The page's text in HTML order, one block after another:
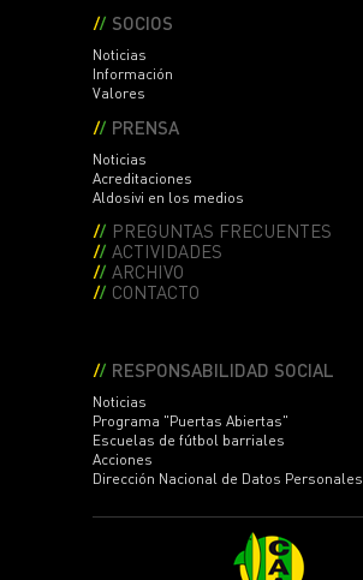
SOCIOS
Noticias
Información
Valores
PRENSA
Noticias
Acreditaciones
Aldosivi en los medios
PREGUNTAS FRECUENTES
ACTIVIDADES
ARCHIVO
CONTACTO
RESPONSABILIDAD SOCIAL
Noticias
Programa "Puertas Abiertas"
Escuelas de fútbol barriales
Acciones
Dirección Nacional de Datos Personales